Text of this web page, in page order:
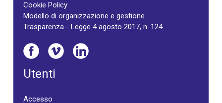
Cookie Policy
Modello di organizzazione e gestione
Trasparenza - Legge 4 agosto 2017, n. 124
Utenti
Accesso